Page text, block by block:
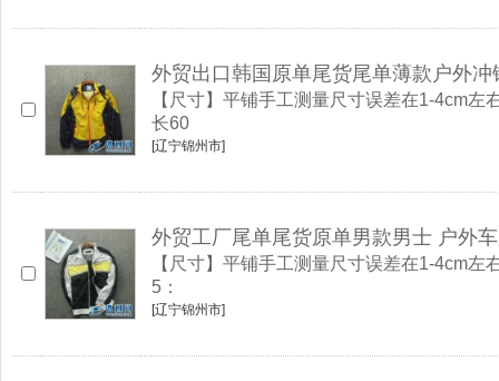
外贸出口韩国原单尾货尾单薄款户外
【尺寸】平铺手工测量尺寸误差在1-4cm
长60
[辽宁锦州市]
外贸工厂尾单尾货原单男款男士 户外
【尺寸】平铺手工测量尺寸误差在1-4cm
5：
[辽宁锦州市]